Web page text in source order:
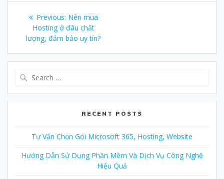
Post
navigation
Previous: Previous
post:
Nên mua
Hosting ở đâu chất
lượng, đảm bảo uy tín?
RECENT POSTS
Tư Vấn Chọn Gói Microsoft 365, Hosting, Website
Hướng Dẫn Sử Dụng Phần Mềm Và Dịch Vụ Công Nghệ
Hiệu Quả